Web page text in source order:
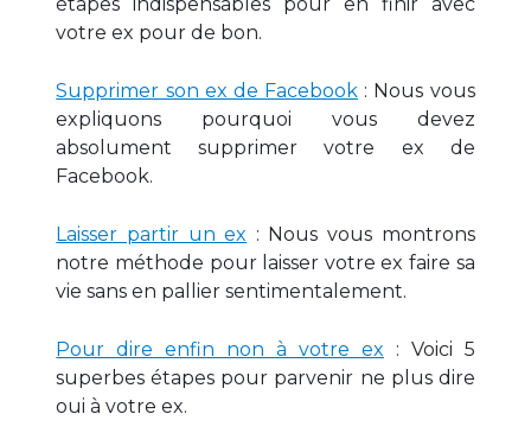
votre ex pour de bon.
Supprimer son ex de Facebook : Nous vous
expliquons pourquoi vous devez
absolument supprimer votre ex de
Facebook.
Laisser partir un ex : Nous vous montrons
notre méthode pour laisser votre ex faire sa
vie sans en pallier sentimentalement.
Pour dire enfin non à votre ex : Voici 5
superbes étapes pour parvenir ne plus dire
oui à votre ex.